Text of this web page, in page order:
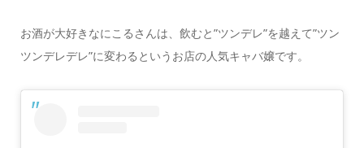
お酒が大好きなにこるさんは、飲むと”ツンデレ”を越えて”ツン
ツンデレデレ”に変わるというお店の人気キャバ嬢です。